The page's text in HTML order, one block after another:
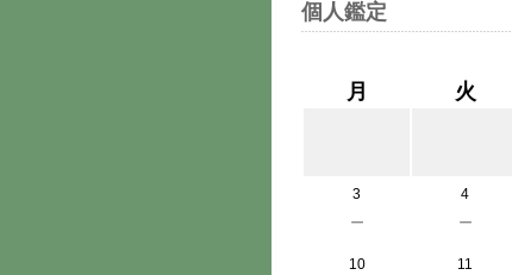
個人鑑定
月 火
3
－
4
－
10 11